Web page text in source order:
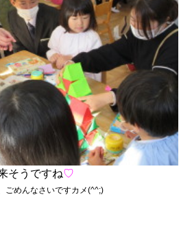
そうですね♡
ごめんなさいですカメ(^^;)